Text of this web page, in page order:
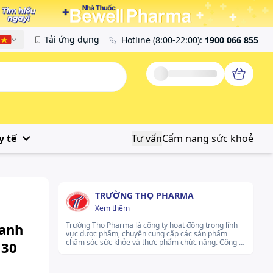
Việt Tải ứng dụng Hotline (8:00-22:00): 1900 066 855
tế Tư vấnCẩm nang sức khoẻ
TRƯỜNG THỌ PHARMA
Xem thêm
Trường Thọ Pharma là công ty hoạt động trong lĩnh
vực dược phẩm, chuyên cung cấp các sản phẩm
chăm sóc sức khỏe và thực phẩm chức năng. Công ty